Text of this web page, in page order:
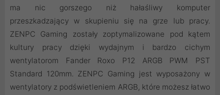
ma nic gorszego niż hałaśliwy komputer
przeszkadzający w skupieniu się na grze lub pracy.
ZENPC Gaming zostały zoptymalizowane pod kątem
kultury pracy dzięki wydajnym i bardzo cichym
wentylatorom Fander Roxo P12 ARGB PWM PST
Standard 120mm. ZENPC Gaming jest wyposażony w
wentylatory z podświetleniem ARGB, które możesz łatwo